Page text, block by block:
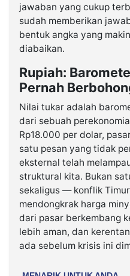
jawaban yang cukup
sudah memberikan
bentuk angka yang
diabaikan.
Rupiah:
Pernah
Nilai tukar adalah
dari sebuah
Rp18.000 per dolar,
satu pesan yang tidak
eksternal telah
struktural kita. Bukan
sekaligus — konflik
mendongkrak harga
dari pasar berkembang
lebih aman, dan
ada sebelum krisis ini